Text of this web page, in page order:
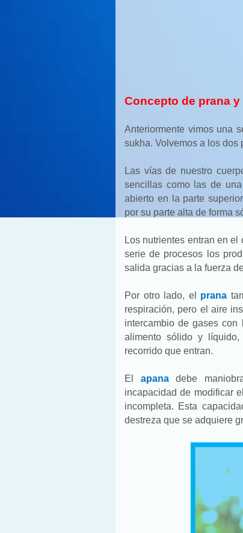
Concepto de prana y
Anteriormente vimos una
sukha. Volvemos a los dos
Las vías de nuestro
sencillas como las de
abierto en la parte
por su parte alta de forma
Los nutrientes entran en
serie de procesos los
salida gracias a la fuerza
Por otro lado, el prana
respiración, pero el aire
intercambio de gases
alimento sólido y
recorrido que entran.
El apanadebe
incapacidad de modificar
incompleta. Esta
destreza que se adquiere